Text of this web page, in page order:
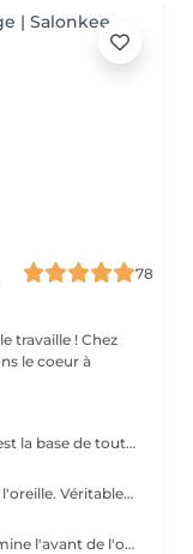
78
Élégant et intemporel, le piercing du lobe est la base de toutes les plus belles compositions. Qu'il s'agisse d'un premier piercing ou d'une nouvelle création, chaque réalisation est effectuée avec précision afin de t'offrir une expérience aussi agréable que soignée. Inclus : Bijou de première pose en titane ASTM F-136 Conseils personnalisés et suivi de cicatrisation + 5€ pour changer la couleur de ton bijou grâce à l'anodisation. Les bijoux de la vitrine sont disponibles en première pause, le prix du bijou est à ajouter à la prestation. Pour toutes demandes d'informations, merci de me contacter. Tout les mineurs doivent être accompagnés d'un tuteur légal ( parents ! ), des justificatifs d'identités seront demandés.
L'hélix sublime naturellement les lignes de l'oreille. Véritable incontournable, il apporte une touche contemporaine et raffinée qui s'intègre parfaitement à votre style. Chaque projet est pensé en harmonie avec ton anatomie. Conseils personnalisés et suivi de cicatrisation Inclus : Bijou de première pose en titane ASTM F-136 + 5€ pour changer la couleur de ton bijou grâce à l'anodisation. Les bijoux de la vitrine sont disponibles en première pause, le prix du bijou est à ajouter à la prestation. Pour toutes demandes d'informations, merci de me contacter. Tout les mineurs doivent être accompagnés d'un tuteur légal ( parents ! ), des justificatifs d'identités seront demandés.
Discret et sophistiqué, le forward hélix illumine l'avant de l'oreille avec subtilité. Un choix idéal pour une composition délicate et résolument élégante. Conseils personnalisés et suivi de cicatrisation Inclus : Bijou de première pose en titane ASTM F-136 + 5€ pour changer la couleur de ton bijou grâce à l'anodisation. Les bijoux de la vitrine sont disponibles en première pause, le prix du bijou est à ajouter à la prestation. Pour toutes demandes d'informations, merci de me contacter. Tout les mineurs doivent être accompagnés d'un tuteur légal ( parents ! ), des justificatifs d'identités seront demandés.